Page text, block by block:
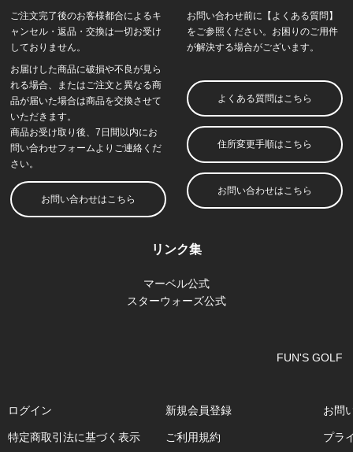
ログイン 新規会員登録 お問
特定商取引法に基づく表示 ご利用規約 プラ